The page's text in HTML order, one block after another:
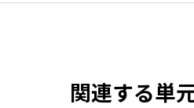
関連する単